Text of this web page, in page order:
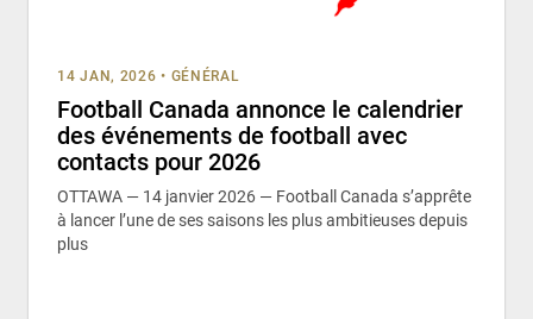
14 JAN, 2026 • GÉNÉRAL
Football Canada annonce le calendrier
des événements de football avec
contacts pour 2026
OTTAWA — 14 janvier 2026 — Football Canada s’apprête
à lancer l’une de ses saisons les plus ambitieuses depuis
plus